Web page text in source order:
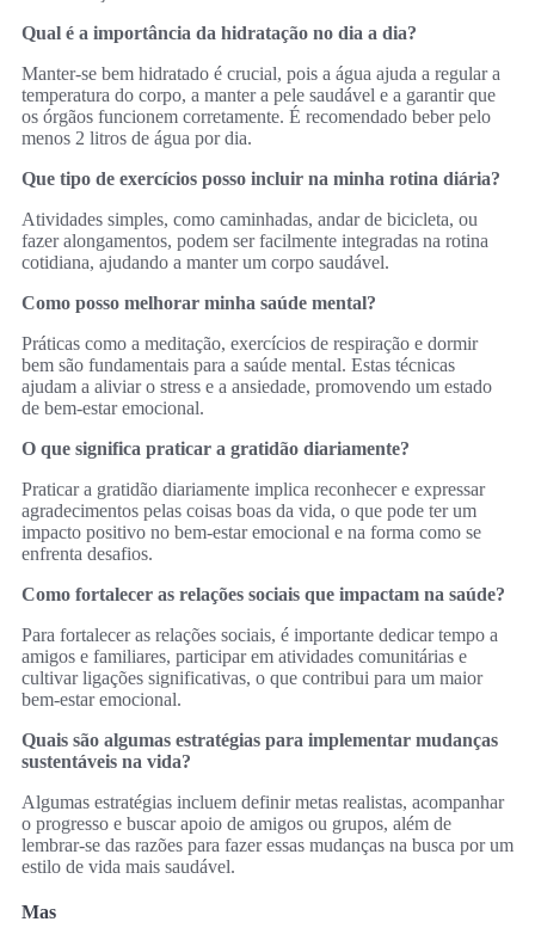
Qual é a importância da hidratação no dia a dia?
Manter-se bem hidratado é crucial, pois a água ajuda a regular a
temperatura do corpo, a manter a pele saudável e a garantir que
os órgãos funcionem corretamente. É recomendado beber pelo
menos 2 litros de água por dia.
Que tipo de exercícios posso incluir na minha rotina diária?
Atividades simples, como caminhadas, andar de bicicleta, ou
fazer alongamentos, podem ser facilmente integradas na rotina
cotidiana, ajudando a manter um corpo saudável.
Como posso melhorar minha saúde mental?
Práticas como a meditação, exercícios de respiração e dormir
bem são fundamentais para a saúde mental. Estas técnicas
ajudam a aliviar o stress e a ansiedade, promovendo um estado
de bem-estar emocional.
O que significa praticar a gratidão diariamente?
Praticar a gratidão diariamente implica reconhecer e expressar
agradecimentos pelas coisas boas da vida, o que pode ter um
impacto positivo no bem-estar emocional e na forma como se
enfrenta desafios.
Como fortalecer as relações sociais que impactam na saúde?
Para fortalecer as relações sociais, é importante dedicar tempo a
amigos e familiares, participar em atividades comunitárias e
cultivar ligações significativas, o que contribui para um maior
bem-estar emocional.
Quais são algumas estratégias para implementar mudanças
sustentáveis na vida?
Algumas estratégias incluem definir metas realistas, acompanhar
o progresso e buscar apoio de amigos ou grupos, além de
lembrar-se das razões para fazer essas mudanças na busca por um
estilo de vida mais saudável.
Mas